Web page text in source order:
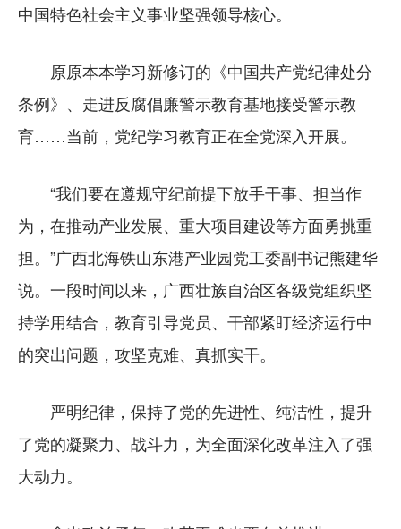
中国特色社会主义事业坚强领导核心。
原原本本学习新修订的《中国共产党纪律处分
条例》、走进反腐倡廉警示教育基地接受警示教
育……当前，党纪学习教育正在全党深入开展。
“我们要在遵规守纪前提下放手干事、担当作
为，在推动产业发展、重大项目建设等方面勇挑重
担。”广西北海铁山东港产业园党工委副书记熊建华
说。一段时间以来，广西壮族自治区各级党组织坚
持学用结合，教育引导党员、干部紧盯经济运行中
的突出问题，攻坚克难、真抓实干。
严明纪律，保持了党的先进性、纯洁性，提升
了党的凝聚力、战斗力，为全面深化改革注入了强
大动力。